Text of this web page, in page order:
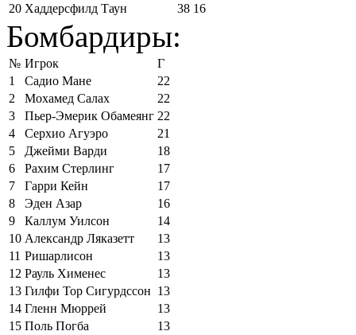
20 Хаддерсфилд Таун 38 16
Бомбардиры:
№ Игрок
Г
1
Садио Мане
22
2
Мохамед Салах
22
3
Пьер-Эмерик Обамеянг 22
4
Серхио Агуэро
21
5
Джейми Варди
18
6
Рахим Стерлинг
17
7
Гарри Кейн
17
8
Эден Азар
16
9
Каллум Уилсон
14
10 Александр Ляказетт
13
11 Ришарлисон
13
12 Рауль Хименес
13
13 Гилфи Тор Сигурдссон 13
14 Гленн Мюррей
13
15 Поль Погба 13